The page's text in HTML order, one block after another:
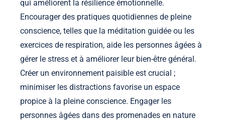
qui améliorent la résilience émotionnelle.
Encourager des pratiques quotidiennes de pleine
conscience, telles que la méditation guidée ou les
exercices de respiration, aide les personnes âgées à
gérer le stress et à améliorer leur bien-être général.
Créer un environnement paisible est crucial ;
minimiser les distractions favorise un espace
propice à la pleine conscience. Engager les
personnes âgées dans des promenades en nature